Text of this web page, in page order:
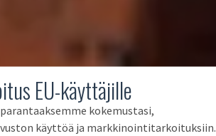
EU-käyttäjille
kokemustasi,
käyttöä ja markkinointitarkoituksiin.